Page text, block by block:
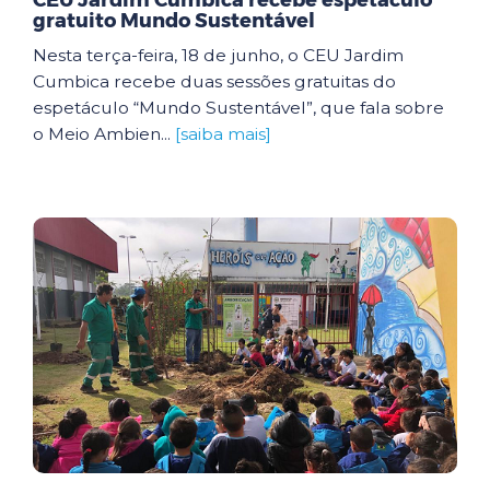
gratuito Mundo Sustentável
Nesta terça-feira, 18 de junho, o CEU Jardim
Cumbica recebe duas sessões gratuitas do
espetáculo “Mundo Sustentável”, que fala sobre
o Meio Ambien... [saiba mais]